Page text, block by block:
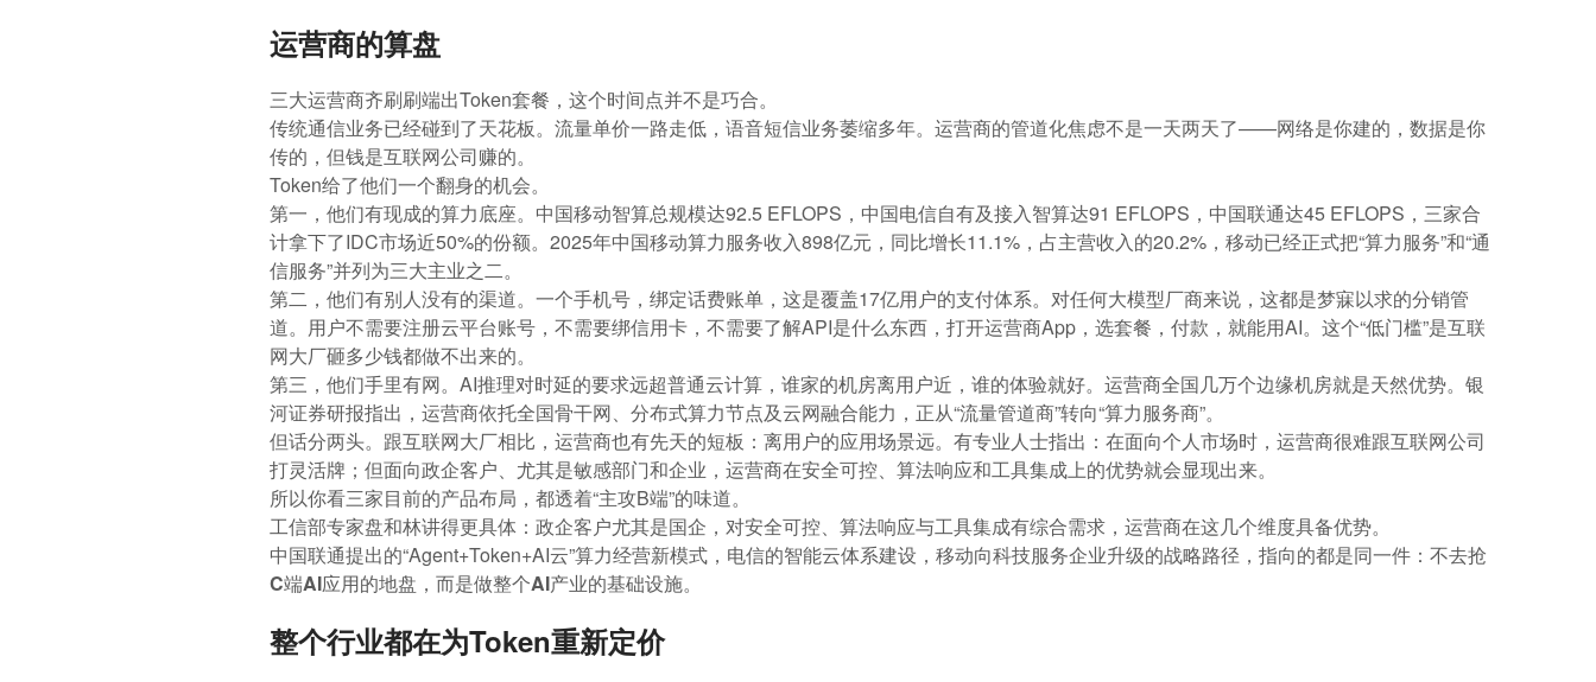
运营商的算盘
三大运营商齐刷刷端出Token套餐，这个时间点并不是巧合。
传统通信业务已经碰到了天花板。流量单价一路走低，语音短信业务萎缩多年。运营商的管道化焦虑不是一天两天了——网络是你建的，数据是你
传的，但钱是互联网公司赚的。
Token给了他们一个翻身的机会。
第一，他们有现成的算力底座。中国移动智算总规模达92.5 EFLOPS，中国电信自有及接入智算达91 EFLOPS，中国联通达45 EFLOPS，三家合
计拿下了IDC市场近50%的份额。2025年中国移动算力服务收入898亿元，同比增长11.1%，占主营收入的20.2%，移动已经正式把“算力服务”和“通
信服务”并列为三大主业之二。
第二，他们有别人没有的渠道。一个手机号，绑定话费账单，这是覆盖17亿用户的支付体系。对任何大模型厂商来说，这都是梦寐以求的分销管
道。用户不需要注册云平台账号，不需要绑信用卡，不需要了解API是什么东西，打开运营商App，选套餐，付款，就能用AI。这个“低门槛”是互联
网大厂砸多少钱都做不出来的。
第三，他们手里有网。AI推理对时延的要求远超普通云计算，谁家的机房离用户近，谁的体验就好。运营商全国几万个边缘机房就是天然优势。银
河证券研报指出，运营商依托全国骨干网、分布式算力节点及云网融合能力，正从“流量管道商”转向“算力服务商”。
但话分两头。跟互联网大厂相比，运营商也有先天的短板：离用户的应用场景远。有专业人士指出：在面向个人市场时，运营商很难跟互联网公司
打灵活牌；但面向政企客户、尤其是敏感部门和企业，运营商在安全可控、算法响应和工具集成上的优势就会显现出来。
所以你看三家目前的产品布局，都透着“主攻B端”的味道。
工信部专家盘和林讲得更具体：政企客户尤其是国企，对安全可控、算法响应与工具集成有综合需求，运营商在这几个维度具备优势。
中国联通提出的“Agent+Token+AI云”算力经营新模式，电信的智能云体系建设，移动向科技服务企业升级的战略路径，指向的都是同一件： 不去抢
C端AI应用的地盘，而是做整个AI产业的基础设施。
整个行业都在为Token重新定价